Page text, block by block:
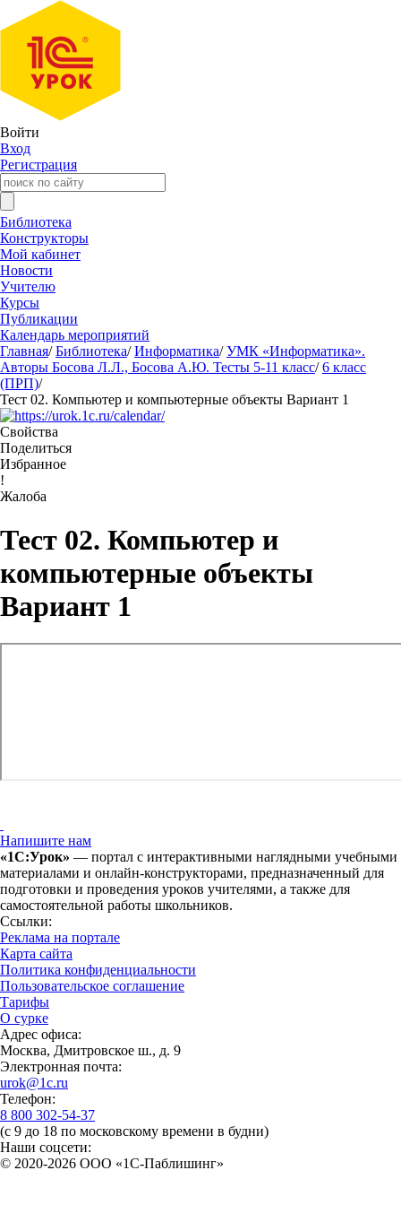
Войти
Вход
Регистрация
Библиотека
Конструкторы
Мой кабинет
Новости
Учителю
Курсы
Публикации
Календарь мероприятий
Главная/ Библиотека/ Информатика/ УМК «Информатика».
Авторы Босова Л.Л., Босова А.Ю. Тесты 5-11 класс/ 6 класс
(ПРП)/
Тест 02. Компьютер и компьютерные объекты Вариант 1
Свойства
Поделиться
Избранное
!
Жалоба
Тест 02. Компьютер и
компьютерные объекты
Вариант 1
Напишите нам
«1С:Урок» — портал с интерактивными наглядными учебными
материалами и онлайн-конструкторами, предназначенный для
подготовки и проведения уроков учителями, а также для
самостоятельной работы школьников.
Ссылки:
Реклама на портале
Карта сайта
Политика конфиденциальности
Пользовательское соглашение
Тарифы
О сурке
Адрес офиса:
Москва, Дмитровское ш., д. 9
Электронная почта:
urok@1c.ru
Телефон:
8 800 302-54-37
(с 9 до 18 по московскому времени в будни)
Наши соцсети:
© 2020-2026 OOO «1С-Паблишинг»